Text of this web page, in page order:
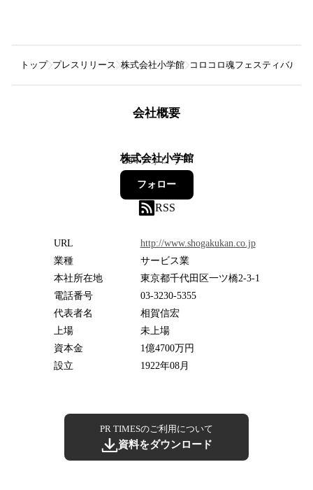
トップ プレスリリース 株式会社小学館 コロコロ魂フェスティバル
会社概要
株式会社小学館
284フォロワー
フォロー
RSS
URL
http://www.shogakukan.co.jp
業種
サービス業
本社所在地
東京都千代田区一ツ橋2-3-1
電話番号
03-3230-5355
代表者名
相賀信宏
上場
未上場
資本金
1億4700万円
設立
1922年08月
PR TIMESのご利用について
資料をダウンロード